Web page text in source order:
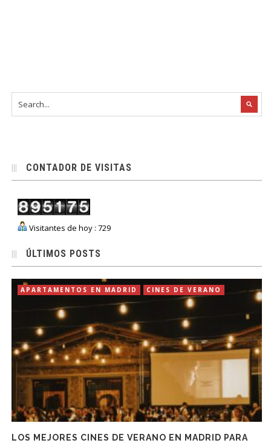
CONTADOR DE VISITAS
Visitantes de hoy : 729
ÚLTIMOS POSTS
APARTAMENTOS EN MADRID CINES DE VERANO
LOS MEJORES CINES DE VERANO EN MADRID PARA